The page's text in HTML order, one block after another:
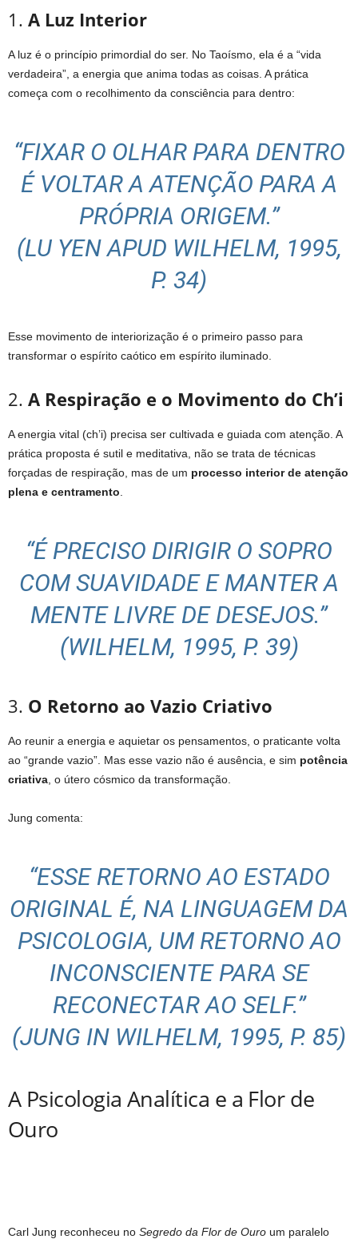
1. A Luz Interior
A luz é o princípio primordial do ser. No Taoísmo, ela é a “vida
verdadeira”, a energia que anima todas as coisas. A prática
começa com o recolhimento da consciência para dentro:
“FIXAR O OLHAR PARA DENTRO
É VOLTAR A ATENÇÃO PARA A
PRÓPRIA ORIGEM.”
(LU YEN APUD WILHELM, 1995,
P. 34)
Esse movimento de interiorização é o primeiro passo para
transformar o espírito caótico em espírito iluminado.
2. A Respiração e o Movimento do Ch’i
A energia vital (ch’i) precisa ser cultivada e guiada com atenção. A
prática proposta é sutil e meditativa, não se trata de técnicas
forçadas de respiração, mas de um processo interior de atenção
plena e centramento
“É PRECISO DIRIGIR O SOPRO
COM SUAVIDADE E MANTER A
MENTE LIVRE DE DESEJOS.”
(WILHELM, 1995, P. 39)
3. O Retorno ao Vazio Criativo
Ao reunir a energia e aquietar os pensamentos, o praticante volta
ao “grande vazio”. Mas esse vazio não é ausência, e sim potência
criativa , o útero cósmico da transformação.
Jung comenta:
“ESSE RETORNO AO ESTADO
ORIGINAL É, NA LINGUAGEM DA
PSICOLOGIA, UM RETORNO AO
INCONSCIENTE PARA SE
RECONECTAR AO SELF.”
(JUNG IN WILHELM, 1995, P. 85)
A Psicologia Analítica e a Flor de
Ouro
Carl Jung reconheceu no Segredo da Flor de Ouro um paralelo